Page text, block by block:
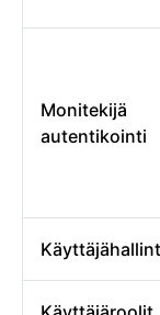
Monitekijä
autentikointi